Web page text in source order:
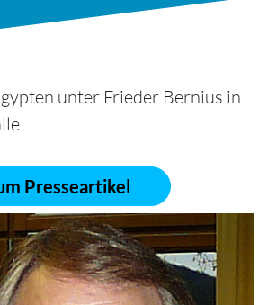
unter Frieder Bernius in
Presseartikel